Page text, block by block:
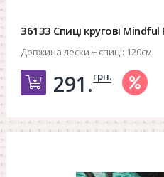
36133 Спиці кругові
Довжина лески + спиці: 120см
Добавить в
291.грн.